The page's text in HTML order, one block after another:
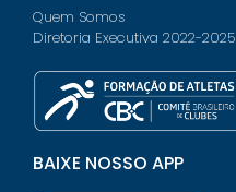
Quem Somos
Diretoria Executiva 2022-2025
BAIXE NOSSO APP